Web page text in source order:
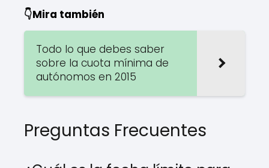
👇Mira también
Todo lo que debes saber
sobre la cuota mínima de
autónomos en 2015
Preguntas Frecuentes